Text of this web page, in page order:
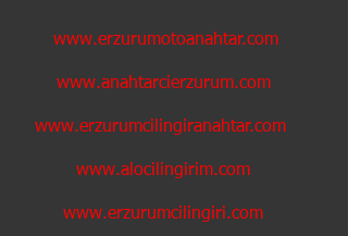
www.erzurumotoanahtar.com
www.anahtarcierzurum.com
www.erzurumcilingiranahtar.com
www.alocilingirim.com
www.erzurumcilingiri.com